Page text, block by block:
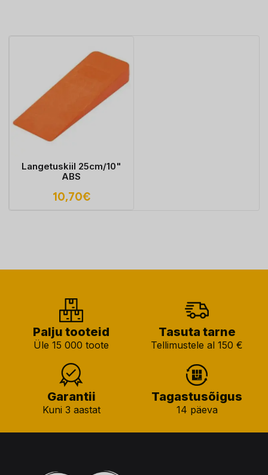
Langetuskiil 25cm/10"
ABS
10,70€
Palju tooteid
Üle 15 000 toote
Tasuta tarne
Tellimustele al 150 €
Garantii
Kuni 3 aastat
Tagastusõigus
14 päeva